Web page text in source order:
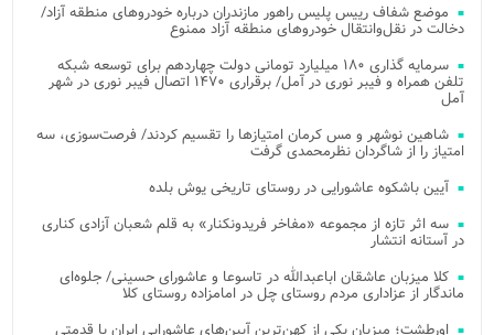
موضع شفاف رییس پلیس راهور مازندران درباره خودروهای منطقه آزاد/
دخالت در نقل‌وانتقال خودروهای منطقه آزاد ممنوع
سرمایه گذاری ۱۸۰ میلیارد تومانی دولت چهاردهم برای توسعه شبکه
تلفن همراه و فیبر نوری در آمل/ برقراری ۱۴۷۰ اتصال فیبر نوری در شهر
آمل
شاهین نوشهر و مس کرمان امتیازها را تقسیم کردند/ فرصت‌سوزی، سه
امتیاز را از شاگردان نظرمحمدی گرفت
آیین باشکوه عاشورایی در روستای تاریخی یوش بلده
سه اثر تازه از مجموعه «مفاخر فریدونکنار» به قلم شعبان آزادی کناری
در آستانه انتشار
کلا میزبان عاشقان اباعبدالله در تاسوعا و عاشورای حسینی/ جلوه‌ای
ماندگار از عزاداری مردم روستای چل در امامزاده روستای کلا
اورطشت؛ میزبان یکی از کهن‌ترین آیین‌های عاشورایی ایران با قدمتی